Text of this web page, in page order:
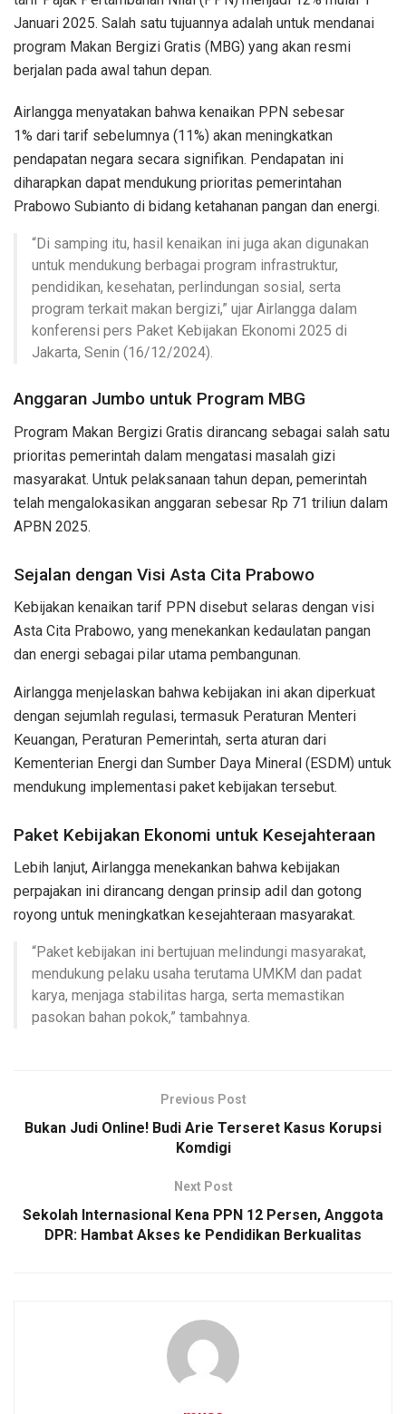
Januari 2025. Salah satu tujuannya adalah untuk mendanai
program Makan Bergizi Gratis (MBG) yang akan resmi
berjalan pada awal tahun depan.
Airlangga menyatakan bahwa kenaikan PPN sebesar
1% dari tarif sebelumnya (11%) akan meningkatkan
pendapatan negara secara signifikan. Pendapatan ini
diharapkan dapat mendukung prioritas pemerintahan
Prabowo Subianto di bidang ketahanan pangan dan energi.
“Di samping itu, hasil kenaikan ini juga akan digunakan
untuk mendukung berbagai program infrastruktur,
pendidikan, kesehatan, perlindungan sosial, serta
program terkait makan bergizi,” ujar Airlangga dalam
konferensi pers Paket Kebijakan Ekonomi 2025 di
Jakarta, Senin (16/12/2024).
Anggaran Jumbo untuk Program MBG
Program Makan Bergizi Gratis dirancang sebagai salah satu
prioritas pemerintah dalam mengatasi masalah gizi
masyarakat. Untuk pelaksanaan tahun depan, pemerintah
telah mengalokasikan anggaran sebesar Rp 71 triliun dalam
APBN 2025.
Sejalan dengan Visi Asta Cita Prabowo
Kebijakan kenaikan tarif PPN disebut selaras dengan visi
Asta Cita Prabowo, yang menekankan kedaulatan pangan
dan energi sebagai pilar utama pembangunan.
Airlangga menjelaskan bahwa kebijakan ini akan diperkuat
dengan sejumlah regulasi, termasuk Peraturan Menteri
Keuangan, Peraturan Pemerintah, serta aturan dari
Kementerian Energi dan Sumber Daya Mineral (ESDM) untuk
mendukung implementasi paket kebijakan tersebut.
Paket Kebijakan Ekonomi untuk Kesejahteraan
Lebih lanjut, Airlangga menekankan bahwa kebijakan
perpajakan ini dirancang dengan prinsip adil dan gotong
royong untuk meningkatkan kesejahteraan masyarakat.
“Paket kebijakan ini bertujuan melindungi masyarakat,
mendukung pelaku usaha terutama UMKM dan padat
karya, menjaga stabilitas harga, serta memastikan
pasokan bahan pokok,” tambahnya.
Previous Post
Bukan Judi Online! Budi Arie Terseret Kasus Korupsi
Komdigi
Next Post
Sekolah Internasional Kena PPN 12 Persen, Anggota
DPR: Hambat Akses ke Pendidikan Berkualitas